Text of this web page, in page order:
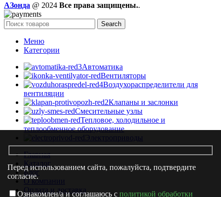
AЗонда @ 2024 Все права защищены..
Search
Меню
Категории
Автоматика
Вентиляторы
Воздухораспределители для
вентиляции
Клапаны и заслонки
Смесительные узлы
Тепловое, холодильное и
теплообменное оборудование
Электроприводы
Главная
Каталог
Блог
О компании
Оплата и доставка
Перед использованием сайта, пожалуйста, подтвердите
согласие.
Ознакомлен/а и соглашаюсь с политикой обработки